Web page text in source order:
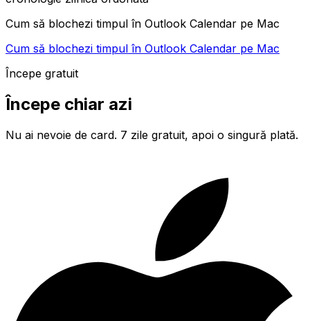
Cum să blochezi timpul în Outlook Calendar pe Mac
Cum să blochezi timpul în Outlook Calendar pe Mac
Începe gratuit
Începe chiar azi
Nu ai nevoie de card. 7 zile gratuit, apoi o singură plată.